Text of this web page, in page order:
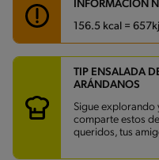
INFORMACIÓN
156.5 kcal =
Carbohidratos
Energía 156.5 kcal
Grasas 7.2 g
Fibra 5.7 g
Proteína 2.2 g
Grasas saturadas
TIP ENSALADA
ARÁNDANOS
Sigue explorando
comparte estos
queridos, tus